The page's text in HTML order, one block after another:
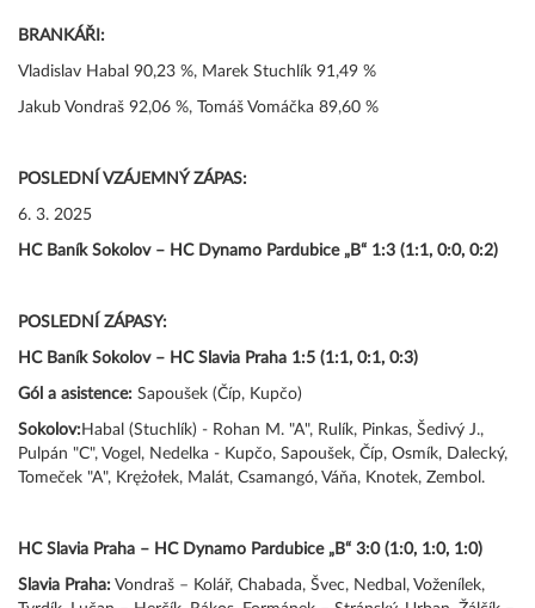
BRANKÁŘI:
Vladislav Habal 90,23 %, Marek Stuchlík 91,49 %
Jakub Vondraš 92,06 %, Tomáš Vomáčka 89,60 %
POSLEDNÍ VZÁJEMNÝ ZÁPAS:
6. 3. 2025
HC Baník Sokolov – HC Dynamo Pardubice „B“ 1:3 (1:1, 0:0, 0:2)
POSLEDNÍ ZÁPASY:
HC Baník Sokolov – HC Slavia Praha 1:5 (1:1, 0:1, 0:3)
Gól a asistence: Sapoušek (Číp, Kupčo)
Sokolov:Habal (Stuchlík) - Rohan M. "A", Rulík, Pinkas, Šedivý J.,
Pulpán "C", Vogel, Nedelka - Kupčo, Sapoušek, Číp, Osmík, Dalecký,
Tomeček "A", Krężołek, Malát, Csamangó, Váňa, Knotek, Zembol.
HC Slavia Praha – HC Dynamo Pardubice „B“ 3:0 (1:0, 1:0, 1:0)
Slavia Praha: Vondraš – Kolář, Chabada, Švec, Nedbal, Voženílek,